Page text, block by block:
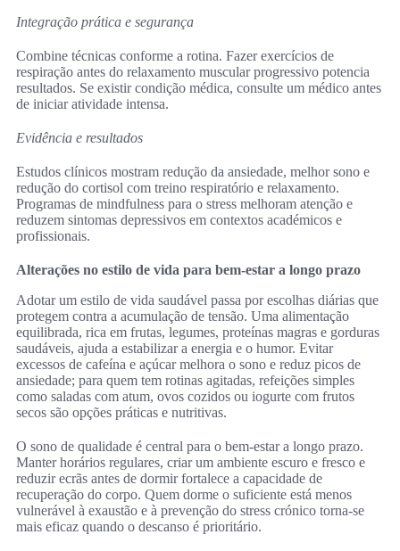
Integração prática e segurança
Combine técnicas conforme a rotina. Fazer exercícios de
respiração antes do relaxamento muscular progressivo potencia
resultados. Se existir condição médica, consulte um médico antes
de iniciar atividade intensa.
Evidência e resultados
Estudos clínicos mostram redução da ansiedade, melhor sono e
redução do cortisol com treino respiratório e relaxamento.
Programas de mindfulness para o stress melhoram atenção e
reduzem sintomas depressivos em contextos académicos e
profissionais.
Alterações no estilo de vida para bem‑estar a longo prazo
Adotar um estilo de vida saudável passa por escolhas diárias que
protegem contra a acumulação de tensão. Uma alimentação
equilibrada, rica em frutas, legumes, proteínas magras e gorduras
saudáveis, ajuda a estabilizar a energia e o humor. Evitar
excessos de cafeína e açúcar melhora o sono e reduz picos de
ansiedade; para quem tem rotinas agitadas, refeições simples
como saladas com atum, ovos cozidos ou iogurte com frutos
secos são opções práticas e nutritivas.
O sono de qualidade é central para o bem‑estar a longo prazo.
Manter horários regulares, criar um ambiente escuro e fresco e
reduzir ecrãs antes de dormir fortalece a capacidade de
recuperação do corpo. Quem dorme o suficiente está menos
vulnerável à exaustão e à prevenção do stress crónico torna‑se
mais eficaz quando o descanso é prioritário.